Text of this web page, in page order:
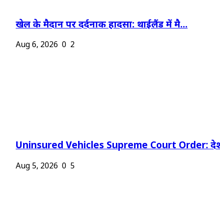
खेल के मैदान पर दर्दनाक हादसा: थाईलैंड में मै...
Aug 6, 2026 0 2
Uninsured Vehicles Supreme Court Order:
Aug 5, 2026 0 5